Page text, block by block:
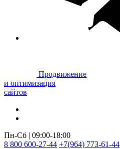
Продвижение
и оптимизация
сайтов
Пн-Сб | 09:00-18:00
8 800 600-27-44 +7(964) 773-61-44